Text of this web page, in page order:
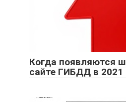
Когда появляются
сайте ГИБДД в 2021